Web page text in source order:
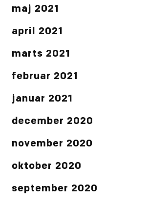
maj 2021
april 2021
marts 2021
februar 2021
januar 2021
december 2020
november 2020
oktober 2020
september 2020